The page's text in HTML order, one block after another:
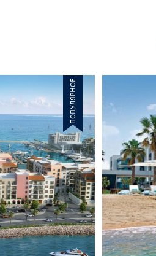
ПОПУЛЯРНОЕ